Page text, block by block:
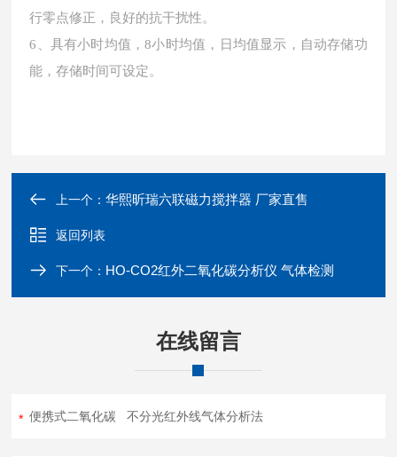
行零点修正，良好的抗干扰性。
6、具有小时均值，8小时均值，日均值显示，自动存储功
能，存储时间可设定。
上一个：华熙昕瑞六联磁力搅拌器 厂家直售
返回列表
下一个： HO-CO2红外二氧化碳分析仪 气体检测
在线留言